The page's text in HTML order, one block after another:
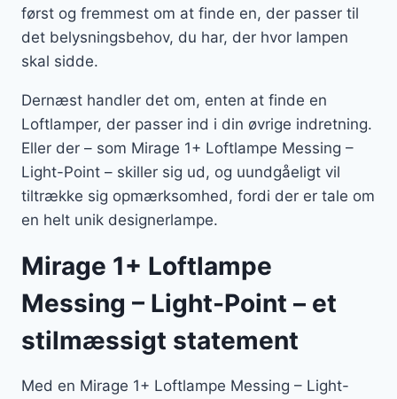
først og fremmest om at finde en, der passer til
det belysningsbehov, du har, der hvor lampen
skal sidde.
Dernæst handler det om, enten at finde en
Loftlamper, der passer ind i din øvrige indretning.
Eller der – som Mirage 1+ Loftlampe Messing –
Light-Point – skiller sig ud, og uundgåeligt vil
tiltrække sig opmærksomhed, fordi der er tale om
en helt unik designerlampe.
Mirage 1+ Loftlampe
Messing – Light-Point – et
stilmæssigt statement
Med en Mirage 1+ Loftlampe Messing – Light-